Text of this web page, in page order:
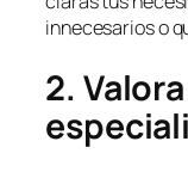
innecesarios o
2.